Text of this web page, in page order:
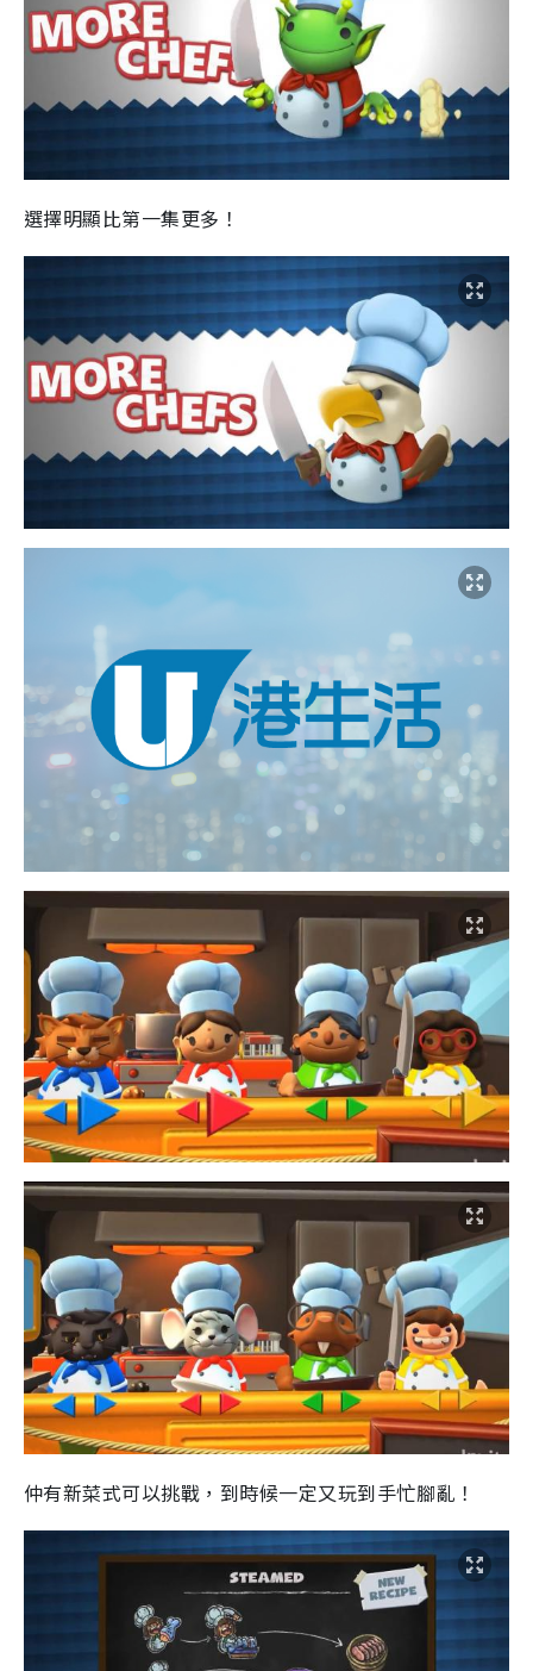
選擇明顯比第一集更多！
仲有新菜式可以挑戰，到時候一定又玩到手忙腳亂！